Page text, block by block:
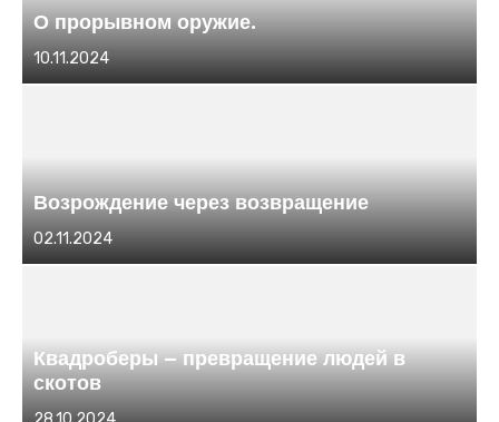
О прорывном оружие.
Размещено
в
10.11.2024
Возрождение через возвращение
Размещено
в
02.11.2024
Квадроберы – превращение людей в
скотов